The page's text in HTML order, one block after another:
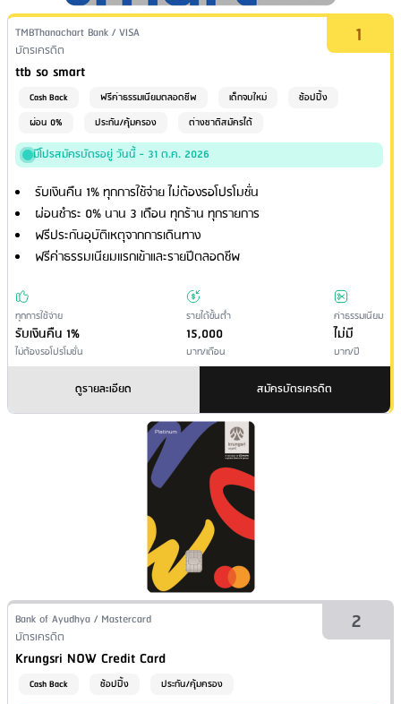
1
Issuer Name / Credit Card Type
TMBThanachart Bank / VISA
Financial Product Type
บัตรเครดิต
Credit Card Name
ttb so smart
Cash Back ฟรีค่าธรรมเนียมตลอดชีพ เด็กจบใหม่
ช้อปปิ้ง
ผ่อน 0%
ประกัน/คุ้มครอง ต่างชาติสมัครได้
มีโปรสมัครบัตรอยู่ วันนี้ - 31 ต.ค. 2026
รับเงินคืน 1% ทุกการใช้จ่าย ไม่ต้องรอโปรโมชั่น
ผ่อนชำระ 0% นาน 3 เดือน ทุกร้าน ทุกรายการ
ฟรีประกันอุบัติเหตุจากการเดินทาง
ฟรีค่าธรรมเนียมแรกเข้าและรายปีตลอดชีพ
ทุกการใช้จ่าย
รับเงินคืน 1%
ไม่ต้องรอโปรโมชั่น
รายได้ขั้นต่ำ
15,000
บาท/เดือน
ค่าธรรมเนียม
ไม่มี
บาท/ปี
ดูรายละเอียด สมัครบัตรเครดิต
2
Issuer Name / Credit Card Type
Bank of Ayudhya / Mastercard
Financial Product Type
บัตรเครดิต
Credit Card Name
Krungsri NOW Credit Card
Cash Back ช้อปปิ้ง ประกัน/คุ้มครอง